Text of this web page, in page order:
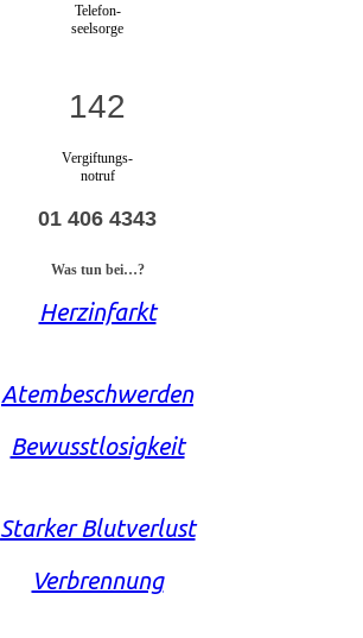
Telefon-
seelsorge
142
Vergiftungs-
notruf
01 406 4343
Was tun bei…?
Herzinfarkt
Atembeschwerden
Bewusstlosigkeit
Starker Blutverlust
Verbrennung